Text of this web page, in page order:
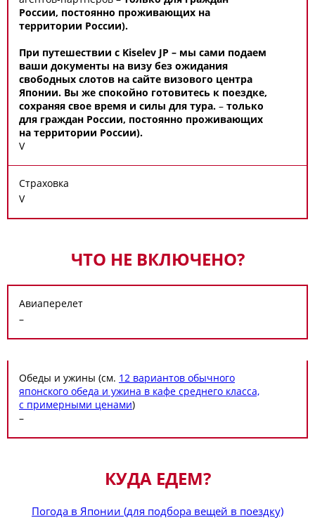
России, постоянно проживающих на
территории России).
При путешествии с Kiselev JP – мы сами подаем
ваши документы на визу без ожидания
свободных слотов на сайте визового центра
Японии. Вы же спокойно готовитесь к поездке,
сохраняя свое время и силы для тура. – только
для граждан России, постоянно проживающих
на территории России).
V
Страховка
V
ЧТО НЕ ВКЛЮЧЕНО?
Авиаперелет
–
Обеды и ужины (см. 12 вариантов обычного
японского обеда и ужина в кафе среднего класса,
с примерными ценами)
–
КУДА ЕДЕМ?
Погода в Японии (для подбора вещей в поездку)